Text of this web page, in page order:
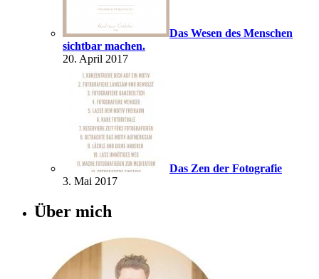
Das Wesen des Menschen
sichtbar machen.
20. April 2017
Das Zen der Fotografie
3. Mai 2017
Über mich